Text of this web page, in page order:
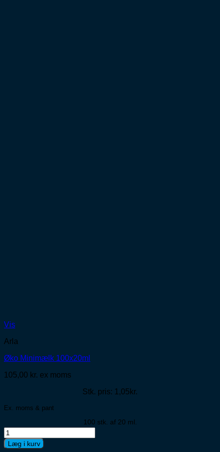
Vis
Arla
Øko Minimælk 100x20ml
105,00 kr. ex moms
Stk. pris: 1,05kr.
Ex. moms & pant
100 stk. af 20 ml.
Øko
Minimælk
100x20ml
Læg i kurv